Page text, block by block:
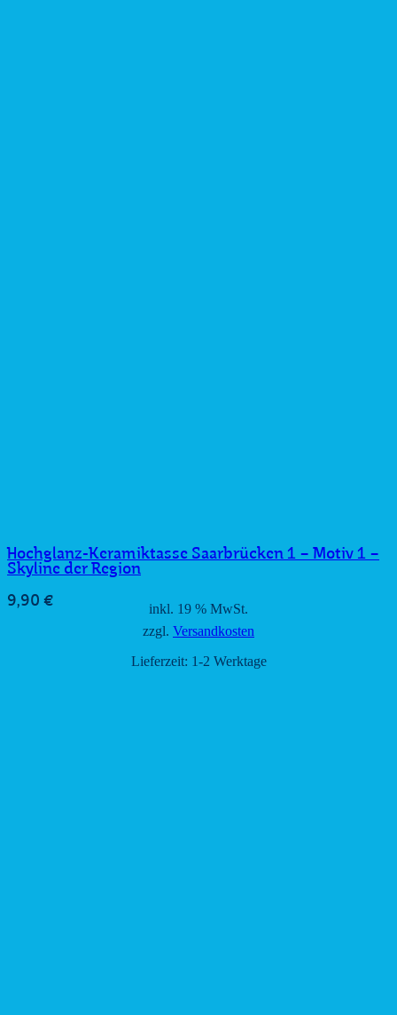
Hochglanz-Keramiktasse Saarbrücken 1 – Motiv 1 –
Skyline der Region
9,90 €
inkl. 19 % MwSt.
zzgl. Versandkosten
Lieferzeit: 1-2 Werktage